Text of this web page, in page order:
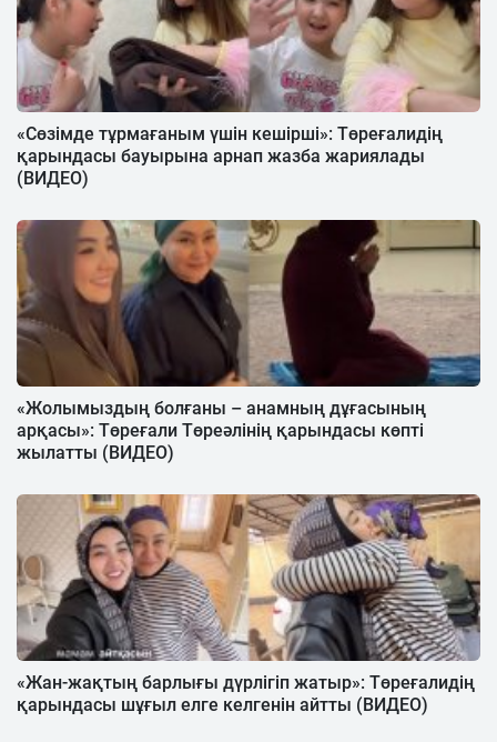
«Сөзімде тұрмағаным үшін кешірші»: Төреғалидің
қарындасы бауырына арнап жазба жариялады
(ВИДЕО)
«Жолымыздың болғаны – анамның дұғасының
арқасы»: Төреғали Төреәлінің қарындасы көпті
жылатты (ВИДЕО)
«Жан-жақтың барлығы дүрлігіп жатыр»: Төреғалидің
қарындасы шұғыл елге келгенін айтты (ВИДЕО)